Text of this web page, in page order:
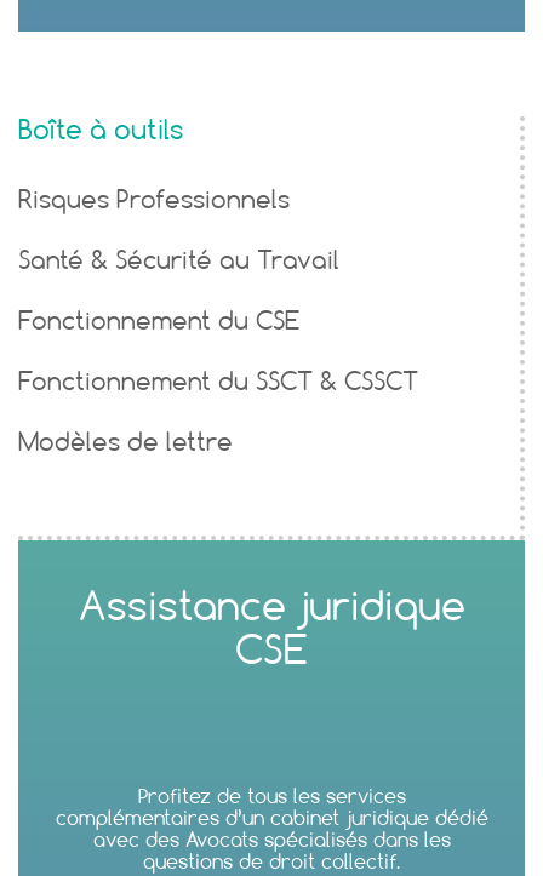
Boîte à outils
Risques Professionnels
Santé & Sécurité au Travail
Fonctionnement du CSE
Fonctionnement du SSCT & CSSCT
Modèles de lettre
Assistance juridique
CSE
Profitez de tous les services
complémentaires d’un cabinet juridique dédié
avec des Avocats spécialisés dans les
questions de droit collectif.